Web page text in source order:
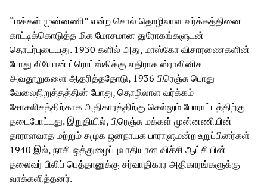
“மக்கள் முன்னணி” என்ற சொல் தொழிலாள வர்க்கத்தினை
காட்டிக்கொடுத்த மிக மோசமான துரோகங்களுடன்
தொடர்புடையது. 1930 களில் அது, மாஸ்கோ விசாரணைகளின்
போது லியோன் ட்ரொட்ஸ்கிக்கு எதிராக ஸ்ராலினிச
அவதூறுகளை ஆதரித்ததோடு, 1936 பிரெஞ்சு பொது
வேலைநிறுத்தத்தின் போது, தொழிலாள வர்க்கம்
சோசலிசத்திற்காக அதிகாரத்திற்கு செல்லும் போராட்டத்திற்கு
தடைபோட்டது. இறுதியில், பிரெஞ்சு மக்கள் முன்னணியின்
தாராளவாத மற்றும் சமூக ஜனநாயக பாராளுமன்ற உறுப்பினர்கள்
1940 இல், நாசி ஒத்துழைப்புவாதியான விச்சி ஆட்சியின்
தலைவர் பிலிப் பெத்தானுக்கு சர்வாதிகார அதிகாரங்களுக்கு
வாக்களித்தனர்.